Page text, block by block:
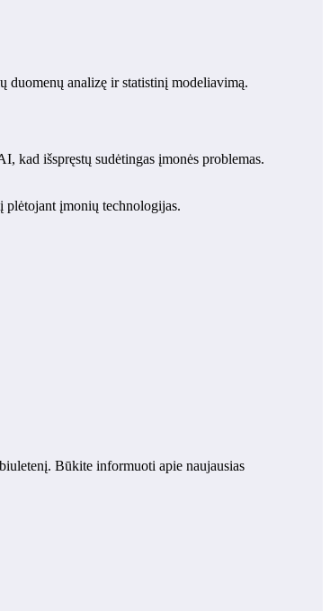
duomenų analizę ir statistinį modeliavimą.
kad išspręstų sudėtingas įmonės problemas.
plėtojant įmonių technologijas.
Būkite informuoti apie naujausias